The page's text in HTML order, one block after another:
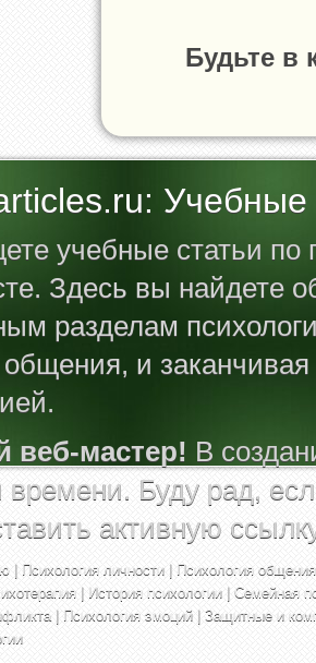
Будьте в
Учебные
учебные статьи по
Здесь вы найдете
разделам
и
веб-мастер! В
времени. Буду рад,
активную
| Психология личности | Психология общения
| История психологии | Семейная
| Психология эмоций | Защитные и